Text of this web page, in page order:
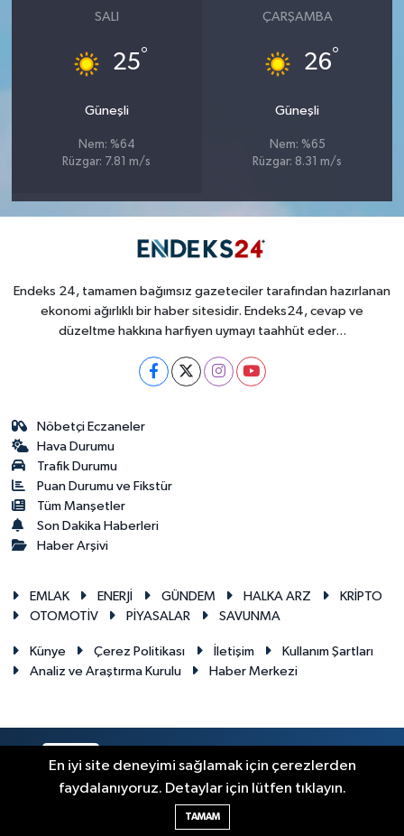
SALI
25°
Güneşli
Nem: %64
Rüzgar: 7.81 m/s
ÇARŞAMBA
26°
Güneşli
Nem: %65
Rüzgar: 8.31 m/s
Endeks 24, tamamen bağımsız gazeteciler tarafından hazırlanan
ekonomi ağırlıklı bir haber sitesidir. Endeks24, cevap ve
düzeltme hakkına harfiyen uymayı taahhüt eder...
Nöbetçi Eczaneler
Hava Durumu
Trafik Durumu
Puan Durumu ve Fikstür
Tüm Manşetler
Son Dakika Haberleri
Haber Arşivi
EMLAK ENERJİ GÜNDEM HALKA ARZ
KRİPTO
OTOMOTİV
PİYASALAR SAVUNMA
Künye Çerez Politikası İletişim
Kullanım Şartları
Analiz ve Araştırma Kurulu
Haber Merkezi
RSS Copyright © 2026. Her hakkı saklıdır.
Haber Yazılımı:
En iyi site deneyimi sağlamak için çerezlerden
faydalanıyoruz. Detaylar için lütfen tıklayın.
TAMAM